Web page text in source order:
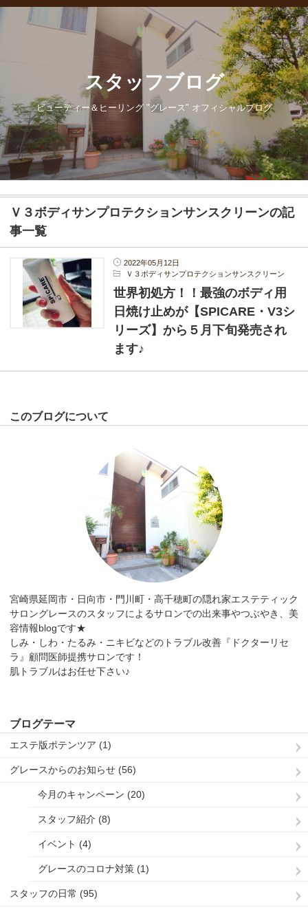
スタッフブログ
ビューティー＆ヒーリング "グレース" オフィシャルブログ
Ｖ３ボディサンプロテクションサンスクリーンの記
事一覧
2022年05月12日
Ｖ３ボディサンプロテクションサンスクリーン
世界初処方！！最強のボディ用
日焼け止めが【SPICARE・V3シ
リーズ】から５月下旬発売され
ます♪
このブログについて
宮崎県延岡市・日向市・門川町・高千穂町の隠れ家エステティック
サロングレースのスタッフによるサロンでの出来事やつぶやき、美
容情報blogです★
しみ・しわ・たるみ・ニキビなどのトラブル改善『ドクターリセ
ラ』顧問医師提携サロンです！
肌トラブルはお任せ下さい♪
ブログテーマ
エステ版ポテンツア (1)
グレースからのお知らせ (56)
今月のキャンペーン (20)
スタッフ紹介 (8)
イベント (4)
グレースのコロナ対策 (1)
スタッフの日常 (95)